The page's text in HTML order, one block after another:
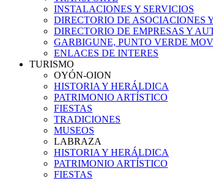
INSTALACIONES Y SERVICIOS
DIRECTORIO DE ASOCIACIONES
DIRECTORIO DE EMPRESAS Y
GARBIGUNE, PUNTO VERDE
ENLACES DE INTERES
TURISMO
OYÓN-OION
HISTORIA Y HERÁLDICA
PATRIMONIO ARTÍSTICO
FIESTAS
TRADICIONES
MUSEOS
LABRAZA
HISTORIA Y HERÁLDICA
PATRIMONIO ARTÍSTICO
FIESTAS